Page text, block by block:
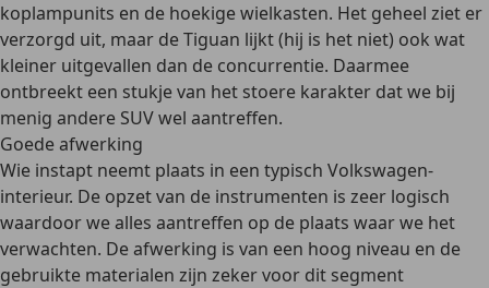
koplampunits en de hoekige wielkasten. Het geheel ziet er
verzorgd uit, maar de Tiguan lijkt (hij is het niet) ook wat
kleiner uitgevallen dan de concurrentie. Daarmee
ontbreekt een stukje van het stoere karakter dat we bij
menig andere SUV wel aantreffen.
Goede afwerking
Wie instapt neemt plaats in een typisch Volkswagen-
interieur. De opzet van de instrumenten is zeer logisch
waardoor we alles aantreffen op de plaats waar we het
verwachten. De afwerking is van een hoog niveau en de
gebruikte materialen zijn zeker voor dit segment